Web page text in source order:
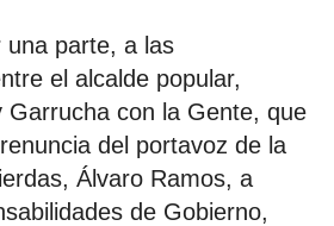
una parte, a las
el alcalde popular,
Garrucha con la Gente, que
del portavoz de la
Álvaro Ramos, a
de Gobierno,